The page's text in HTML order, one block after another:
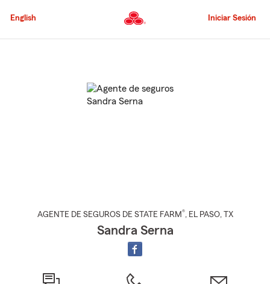
al
principal
English Iniciar Sesión
AGENTE DE SEGUROS DE STATE FARM®, EL PASO, TX
Sandra Serna